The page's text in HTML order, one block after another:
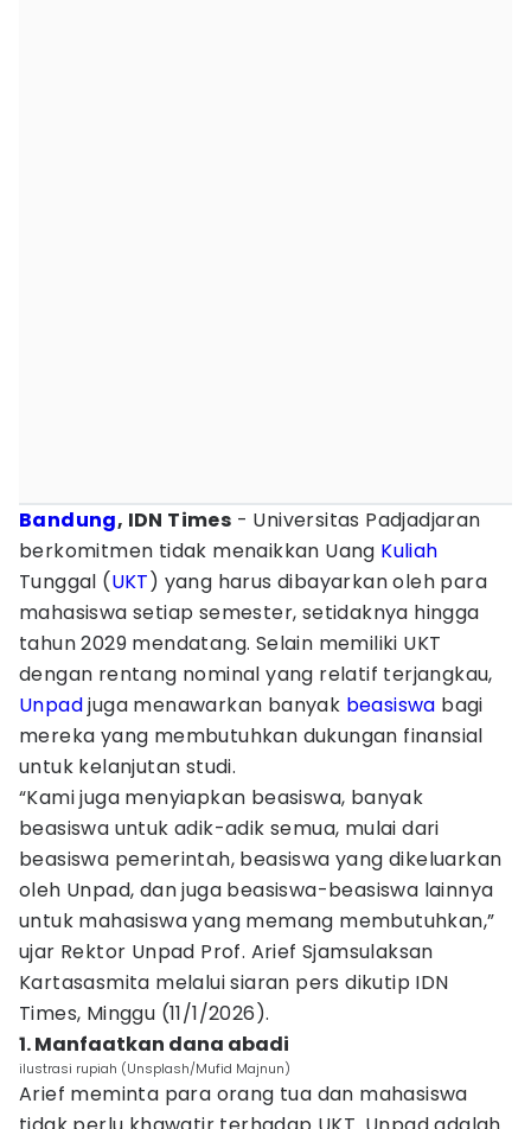
Bandung, IDN Times - Universitas Padjadjaran
berkomitmen tidak menaikkan Uang Kuliah
Tunggal (UKT) yang harus dibayarkan oleh para
mahasiswa setiap semester, setidaknya hingga
tahun 2029 mendatang. Selain memiliki UKT
dengan rentang nominal yang relatif terjangkau,
Unpadjuga menawarkan banyak beasiswa bagi
mereka yang membutuhkan dukungan finansial
untuk kelanjutan studi.
“Kami juga menyiapkan beasiswa, banyak
beasiswa untuk adik-adik semua, mulai dari
beasiswa pemerintah, beasiswa yang dikeluarkan
oleh Unpad, dan juga beasiswa-beasiswa lainnya
untuk mahasiswa yang memang membutuhkan,”
ujar Rektor Unpad Prof. Arief Sjamsulaksan
Kartasasmita melalui siaran pers dikutip IDN
Times, Minggu (11/1/2026).
1. Manfaatkan dana abadi
ilustrasi rupiah (Unsplash/Mufid Majnun)
Arief meminta para orang tua dan mahasiswa